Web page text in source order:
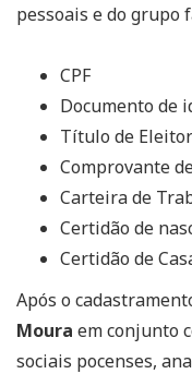
pessoais e do grupo
CPF
Documento de
Título de Eleitor
Comprovante
Carteira de
Certidão de
Certidão de
Após o
Moura em conjunto
sociais pocenses,